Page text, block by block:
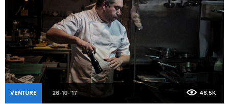
VENTURE 26-10-'17 46,5K